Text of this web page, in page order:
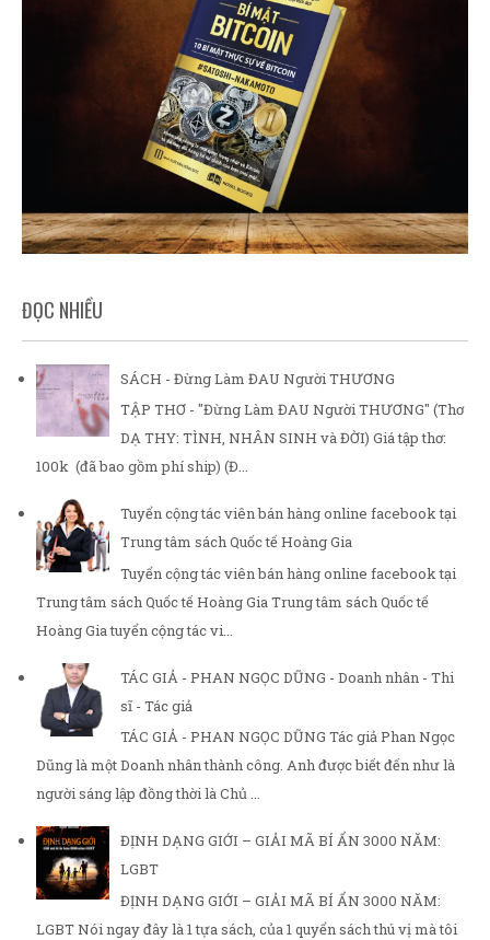
ĐỌC NHIỀU
SÁCH - Đừng Làm ĐAU Người THƯƠNG
TẬP THƠ - "Đừng Làm ĐAU Người THƯƠNG" (Thơ
DẠ THY: TÌNH, NHÂN SINH và ĐỜI) Giá tập thơ:
100k (đã bao gồm phí ship) (Đ...
Tuyển cộng tác viên bán hàng online facebook tại
Trung tâm sách Quốc tế Hoàng Gia
Tuyển cộng tác viên bán hàng online facebook tại
Trung tâm sách Quốc tế Hoàng Gia Trung tâm sách Quốc tế
Hoàng Gia tuyển cộng tác vi...
TÁC GIẢ - PHAN NGỌC DŨNG - Doanh nhân - Thi
sĩ - Tác giả
TÁC GIẢ - PHAN NGỌC DŨNG Tác giả Phan Ngọc
Dũng là một Doanh nhân thành công. Anh được biết đến như là
người sáng lập đồng thời là Chủ ...
ĐỊNH DẠNG GIỚI – GIẢI MÃ BÍ ẨN 3000 NĂM:
LGBT
ĐỊNH DẠNG GIỚI – GIẢI MÃ BÍ ẨN 3000 NĂM:
LGBT Nói ngay đây là 1 tựa sách, của 1 quyển sách thú vị mà tôi